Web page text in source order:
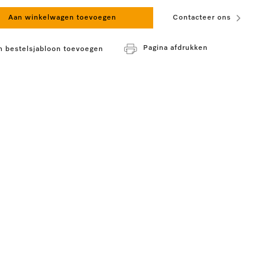
Aan winkelwagen toevoegen Contacteer ons
bestelsjabloon toevoegen Pagina afdrukken